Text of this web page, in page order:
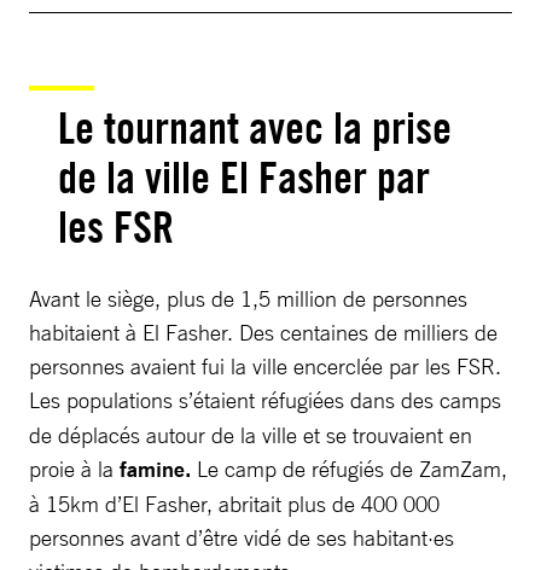
Le tournant avec la prise
de la ville El Fasher par
les FSR
Avant le siège, plus de 1,5 million de personnes
habitaient à El Fasher. Des centaines de milliers de
personnes avaient fui la ville encerclée par les FSR.
Les populations s’étaient réfugiées dans des camps
de déplacés autour de la ville et se trouvaient en
proie à la famine. Le camp de réfugiés de ZamZam,
à 15km d’El Fasher, abritait plus de 400 000
personnes avant d’être vidé de ses habitant·es